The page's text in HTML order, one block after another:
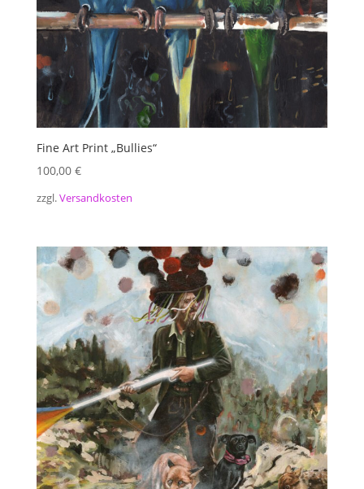
Fine Art Print „Bullies“
100,00 €
zzgl.Versandkosten